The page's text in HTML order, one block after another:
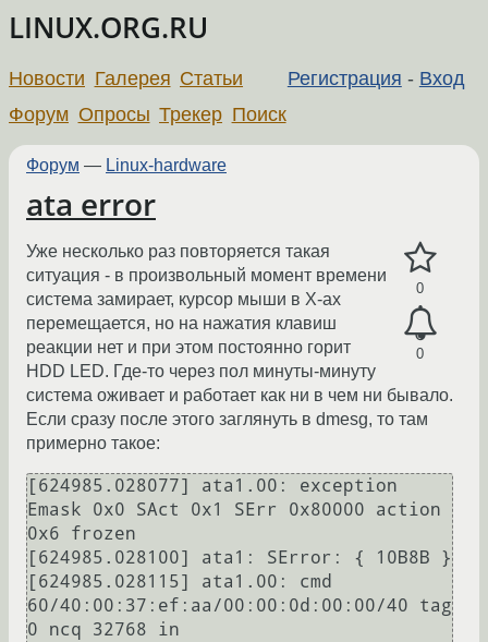
LINUX.ORG.RU
Регистрация - Вход
Новости Галерея Статьи
Форум Опросы Трекер Поиск
Форум — Linux-hardware
ata error
0
0
Уже несколько раз повторяется такая
ситуация - в произвольный момент времени
система замирает, курсор мыши в X-ах
перемещается, но на нажатия клавиш
реакции нет и при этом постоянно горит
HDD LED. Где-то через пол минуты-минуту
система оживает и работает как ни в чем ни бывало.
Если сразу после этого заглянуть в dmesg, то там
примерно такое:
[624985.028077] ata1.00: exception
Emask 0x0 SAct 0x1 SErr 0x80000 action
0x6 frozen
[624985.028100] ata1: SError: { 10B8B }
[624985.028115] ata1.00: cmd
60/40:00:37:ef:aa/00:00:0d:00:00/40 tag
0 ncq 32768 in